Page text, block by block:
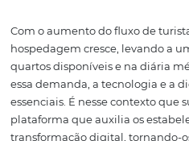
gera um impacto
vizinhas, como Itajaí,
Blumenau, Bombas e
tamanha magnitude
o desenvolvimento